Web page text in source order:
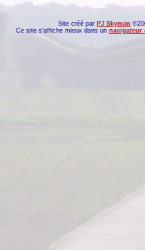
Site créé par PJ Skyman
Ce site s'affiche mieux dans un navigateur